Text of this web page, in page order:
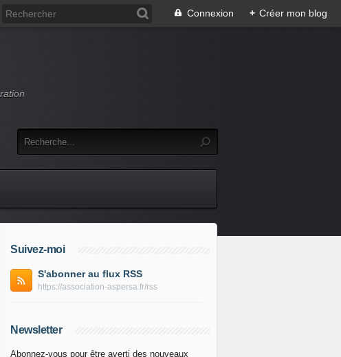
Connexion + Créer mon blog
Suivez-moi
S'abonner au flux RSS
https://association-aspersa.fr/rss
Newsletter
Abonnez-vous pour être averti des nouveaux